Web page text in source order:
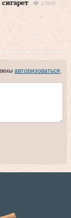
сигарет
17940
авторизоваться.